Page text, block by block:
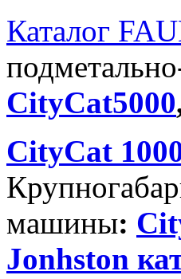
Каталог
CityCat5000
CityCat
машины:
Jonhston